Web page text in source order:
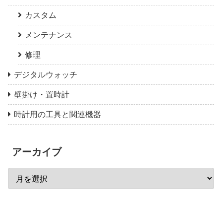
カスタム
メンテナンス
修理
デジタルウォッチ
壁掛け・置時計
時計用の工具と関連機器
アーカイブ